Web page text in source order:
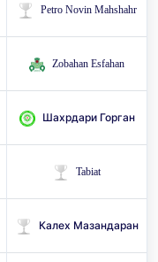
Petro Novin Mahshahr
Zobahan Esfahan
Шахрдари Горган
Tabiat
Калех Мазандаран